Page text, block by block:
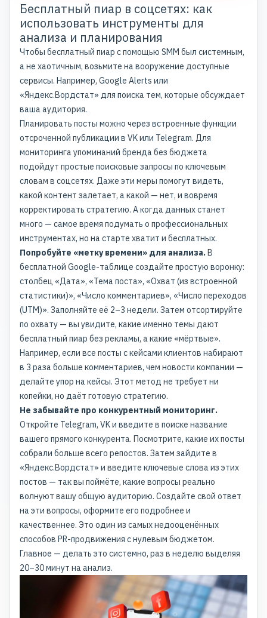
Бесплатный пиар в соцсетях: как
использовать инструменты для
анализа и планирования
Чтобы бесплатный пиар с помощью SMM был системным,
а не хаотичным, возьмите на вооружение доступные
сервисы. Например, Google Alerts или
«Яндекс.Вордстат» для поиска тем, которые обсуждает
ваша аудитория.
Планировать посты можно через встроенные функции
отсроченной публикации в VK или Telegram. Для
мониторинга упоминаний бренда без бюджета
подойдут простые поисковые запросы по ключевым
словам в соцсетях. Даже эти меры помогут видеть,
какой контент залетает, а какой — нет, и вовремя
корректировать стратегию. А когда данных станет
много — самое время подумать о профессиональных
инструментах, но на старте хватит и бесплатных.
Попробуйте «метку времени» для анализа. В
бесплатной Google-таблице создайте простую воронку:
столбец «Дата», «Тема поста», «Охват (из встроенной
статистики)», «Число комментариев», «Число переходов
(UTM)». Заполняйте её 2–3 недели. Затем отсортируйте
по охвату — вы увидите, какие именно темы дают
бесплатный пиар без рекламы, а какие «мёртвые».
Например, если все посты с кейсами клиентов набирают
в 3 раза больше комментариев, чем новости компании —
делайте упор на кейсы. Этот метод не требует ни
копейки, но даёт готовую стратегию.
Не забывайте про конкурентный мониторинг.
Откройте Telegram, VK и введите в поиске название
вашего прямого конкурента. Посмотрите, какие их посты
собрали больше всего репостов. Затем зайдите в
«Яндекс.Вордстат» и введите ключевые слова из этих
постов — так вы поймёте, какие вопросы реально
волнуют вашу общую аудиторию. Создайте свой ответ
на эти вопросы, оформите его подробнее и
качественнее. Это один из самых недооценённых
способов PR-продвижения с нулевым бюджетом.
Главное — делать это системно, раз в неделю выделяя
20–30 минут на анализ.